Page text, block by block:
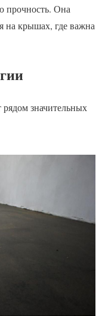
прочность. Она
на крышах, где важна
значительных